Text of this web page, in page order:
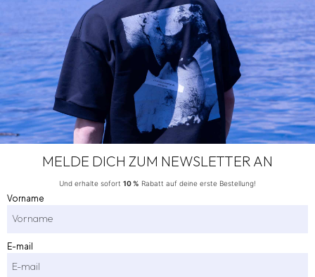
MELDE DICH ZUM NEWSLETTER AN
Und erhalte sofort 10 % Rabatt auf deine erste Bestellung!
Vorname
E-mail